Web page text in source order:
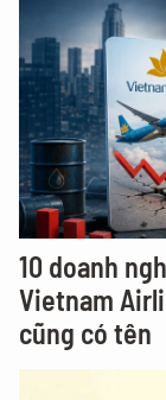
10 doanh
Vietnam
cũng có tên